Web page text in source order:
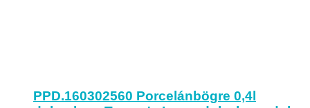
PPD.160302560 Porcelánbögre 0,4l